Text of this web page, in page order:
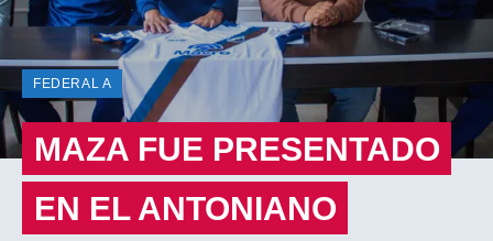
FEDERAL A
MAZA FUE PRESENTADO
EN EL ANTONIANO